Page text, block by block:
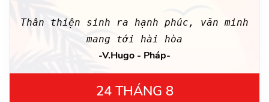
Thân thiện sinh ra hạnh phúc, văn minh
mang tới hài hòa
-V.Hugo - Pháp-
24 THÁNG 8